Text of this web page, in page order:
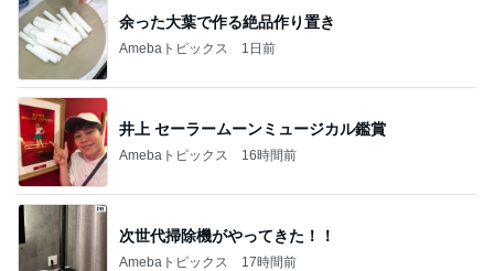
余った大葉で作る絶品作り置き
Amebaトピックス 1日前
井上 セーラームーンミュージカル鑑賞
Amebaトピックス 16時間前
次世代掃除機がやってきた！！
Amebaトピックス 17時間前